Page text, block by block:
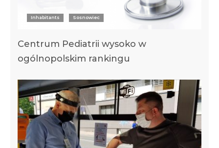
Inhabitants Sosnowiec
Centrum Pediatrii wysoko w
ogólnopolskim rankingu